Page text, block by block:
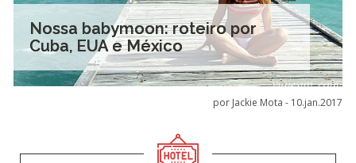
Nossa babymoon: roteiro por
Cuba, EUA e México
por Jackie Mota - 10.jan.2017